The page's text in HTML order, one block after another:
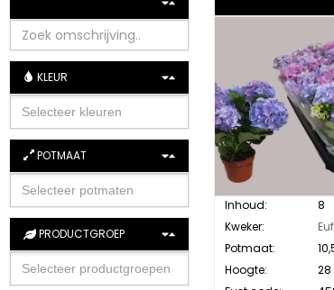
Inhoud:
8
Kweker:
Potmaat:
Hoogte:
28
KLEUR
POTMAAT
PRODUCTGROEP